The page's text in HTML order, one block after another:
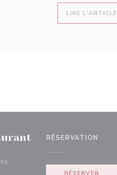
LIRE L'ARTICLE
RÉSERVATION
RÉSERVER